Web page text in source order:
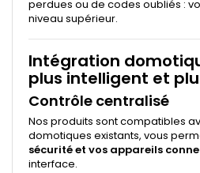
perdues ou de codes oubliés :
niveau supérieur.
Intégration
plus intelligent et
Contrôle centralisé
Nos produits sont compatibles
domotiques existants, vous
sécurité et vos appareils
interface.